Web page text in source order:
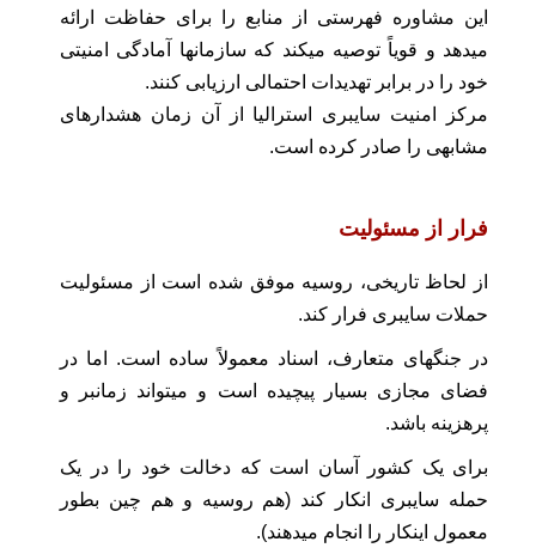
این مشاوره فهرستی از منابع را برای حفاظت ارائه
میدهد و قویاً توصیه میکند که سازمانها آمادگی امنیتی
خود را در برابر تهدیدات احتمالی ارزیابی کنند.
مرکز امنیت سایبری استرالیا از آن زمان هشدارهای
مشابهی را صادر کرده است.
فرار از مسئولیت
از لحاظ تاریخی، روسیه موفق شده است از مسئولیت
حملات سایبری فرار کند.
در جنگهای متعارف، اسناد معمولاً ساده است. اما در
فضای مجازی بسیار پیچیده است و میتواند زمانبر و
پرهزینه باشد.
برای یک کشور آسان است که دخالت خود را در یک
حمله سایبری انکار کند (هم روسیه و هم چین بطور
معمول اینکار را انجام میدهند).